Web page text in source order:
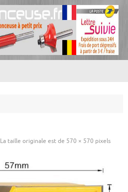
La taille originale est de 570 × 570 pixels